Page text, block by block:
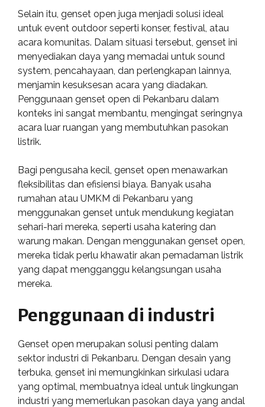
Selain itu, genset open juga menjadi solusi ideal
untuk event outdoor seperti konser, festival, atau
acara komunitas. Dalam situasi tersebut, genset ini
menyediakan daya yang memadai untuk sound
system, pencahayaan, dan perlengkapan lainnya,
menjamin kesuksesan acara yang diadakan.
Penggunaan genset open di Pekanbaru dalam
konteks ini sangat membantu, mengingat seringnya
acara luar ruangan yang membutuhkan pasokan
listrik.
Bagi pengusaha kecil, genset open menawarkan
fleksibilitas dan efisiensi biaya. Banyak usaha
rumahan atau UMKM di Pekanbaru yang
menggunakan genset untuk mendukung kegiatan
sehari-hari mereka, seperti usaha katering dan
warung makan. Dengan menggunakan genset open,
mereka tidak perlu khawatir akan pemadaman listrik
yang dapat mengganggu kelangsungan usaha
mereka.
Penggunaan di industri
Genset open merupakan solusi penting dalam
sektor industri di Pekanbaru. Dengan desain yang
terbuka, genset ini memungkinkan sirkulasi udara
yang optimal, membuatnya ideal untuk lingkungan
industri yang memerlukan pasokan daya yang andal